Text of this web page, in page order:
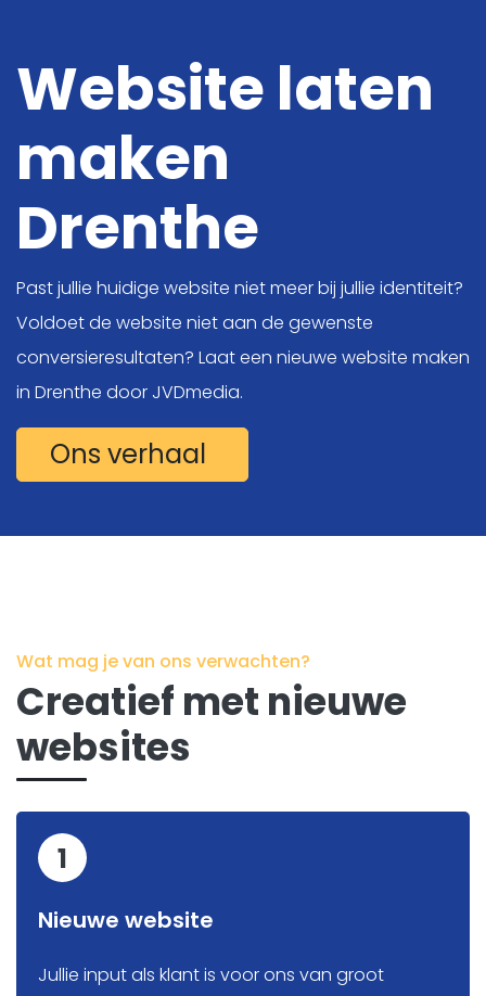
Digitale oplossingen
Online Marketing
Projecten
Kennis
Over ons
Vacatures
Contact
Website laten
maken
Drenthe
Past jullie huidige website niet meer bij jullie identiteit?
Voldoet de website niet aan de gewenste
conversieresultaten? Laat een nieuwe website maken
in Drenthe door JVDmedia.
Ons verhaal
Wat mag je van ons verwachten?
Creatief met nieuwe
websites
1
Nieuwe website
Jullie input als klant is voor ons van groot